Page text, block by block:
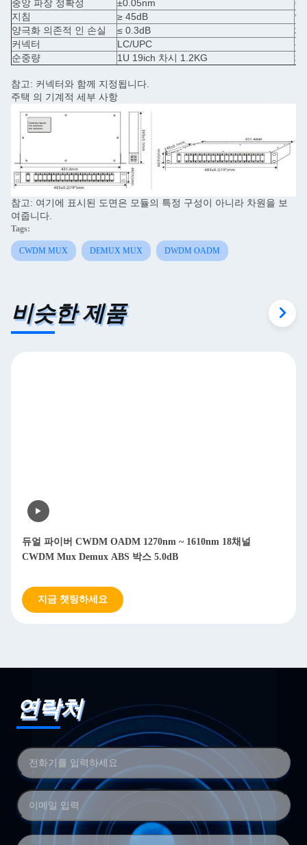
중앙 파장 정확성
±0.05nm
수
지침
≥ 45dB
양
양극화 의존적 인 손실
≤ 0.3dB
채
커넥터
LC/UPC
온
순중량
1U 19ich 차시 1.2KG 차
참고: 커넥터와 함께 지정됩니다.
주택 의 기계적 세부 사항
참고: 여기에 표시된 도면은 모듈의 특정 구성이 아니라 차원을 보
여줍니다.
Tags:
CWDM MUX DEMUX MUX DWDM OADM
비슷한 제품
듀얼 파이버 CWDM OADM 1270nm ~ 1610nm 18채널
CWDM Mux Demux ABS 박스 5.0dB
지금 챗팅하세요
연락처